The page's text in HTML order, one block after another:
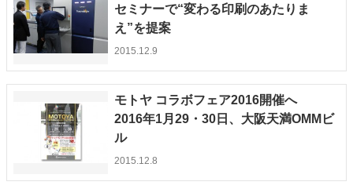
特集記事カテゴリー一覧
2022 見える化・MIS特集
JAPAN PACK 2023 特集
中古印刷機・製本機特集
2022 検査・校正特集
特集・デジタル印刷 ～ 新成長軌道を描く
発刊案内
JFPI印刷用語集
セミナーで“変わる印刷のあたりま
え”を提案
2015.12.9
モトヤ コラボフェア2016開催へ
2016年1月29・30日、大阪天満OMMビ
ル
2015.12.8